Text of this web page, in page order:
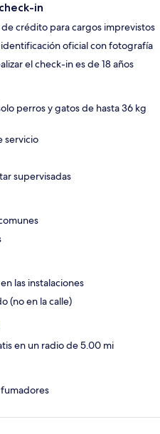
in
crédito para cargos imprevistos
oficial con fotografía
el check-in es de 18 años
perros y gatos de hasta 36 kg
servicio
supervisadas
las instalaciones
(no en la calle)
en un radio de 5.00 mi